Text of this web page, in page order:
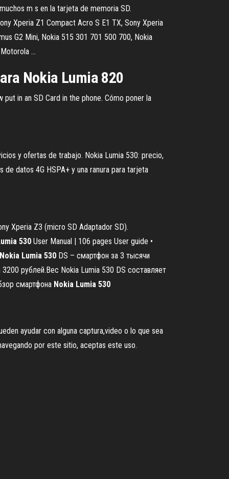
m s en la tarjeta de memoria SD.
Xperia Z1 Compact Acro S E1 TX, Sony Xperia
G2 Mini, Nokia 515 301 701 500 700, Nokia
...
Nokia Lumia 820
in an SD Card in the phone. Cómo poner la
y ofertas de trabajo. Nokia Lumia 530: precio,
datos 4G HSPA+ y una ranura para tarjeta
Xperia Z3 (micro SD Adaptador SD).
530 User Manual | 106 pages User guide •
Nokia Lumia 530 DS – смартфон за 3 тысячи
рублей.Вес Nokia Lumia 530 DS составляет
смартфона Nokia Lumia 530
ayudar con alguna captura,video o lo que sea
por este sitio, aceptas este uso.